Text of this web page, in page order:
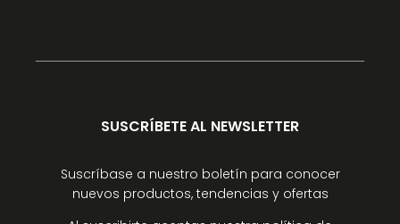
SUSCRÍBETE AL NEWSLETTER
Suscríbase a nuestro boletín para conocer
nuevos productos, tendencias y ofertas